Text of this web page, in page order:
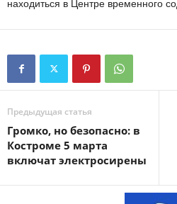
находиться в Центре временного
Предыдущая статья
Громко, но безопасно: в
Костроме 5 марта
включат электросирены